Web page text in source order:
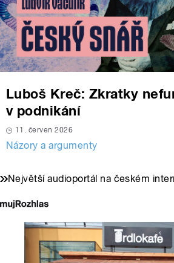
Luboš Kreč: Zkratky
v podnikání
11. červen 2026
Názory a argumenty
Největší audioportál na českém